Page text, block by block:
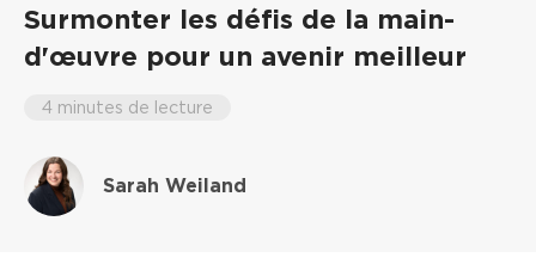
Surmonter les défis de la main-
d'œuvre pour un avenir meilleur
4 minutes de lecture
Sarah Weiland